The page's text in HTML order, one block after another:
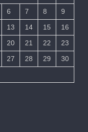
6 7 8
9
13 14 15
16
20 21 22
23
27 28 29
30